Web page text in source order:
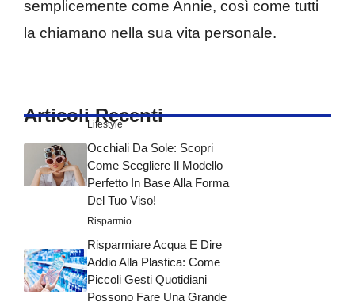
semplicemente come Annie, così come tutti
la chiamano nella sua vita personale.
Articoli Recenti
Lifestyle
Occhiali Da Sole: Scopri
Come Scegliere Il Modello
Perfetto In Base Alla Forma
Del Tuo Viso!
Risparmio
Risparmiare Acqua E Dire
Addio Alla Plastica: Come
Piccoli Gesti Quotidiani
Possono Fare Una Grande